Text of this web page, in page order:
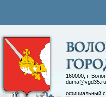
160000, г.
duma@vgd35.ru
официальный
Контакты